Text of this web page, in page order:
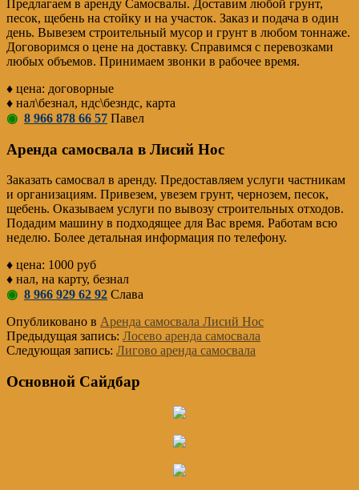
Предлагаем в аренду Самосвалы. Доставим любой грунт,
песок, щебень на стойку и на участок. Заказ и подача в один
день. Вывезем строительный мусор и грунт в любом тоннаже.
Договоримся о цене на доставку. Справимся с перевозками
любых объемов. Принимаем звонки в рабочее время.
♦ цена: договорные
♦ нал\безнал, ндс\безндс, карта
◉ 8 966 878 66 57 Павел
Аренда самосвала в Лисий Нос
Заказать самосвал в аренду. Предоставляем услуги частникам
и организациям. Привезем, увезем грунт, чернозем, песок,
щебень. Оказываем услуги по вывозу строительных отходов.
Подадим машину в подходящее для Вас время. Работам всю
неделю. Более детальная информация по телефону.
♦ цена: 1000 руб
♦ нал, на карту, безнал
◉ 8 966 929 62 92 Слава
Опубликовано в Аренда самосвала Лисий Нос
Предыдущая запись: Лосево аренда самосвала
Следующая запись: Лигово аренда самосвала
Основной Сайдбар